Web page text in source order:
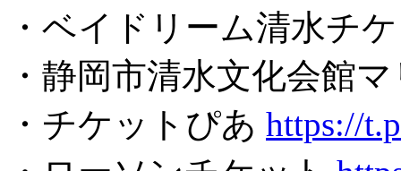
・ベイドリーム清水チ
・静岡市清水文化会館
・チケットぴあ https://